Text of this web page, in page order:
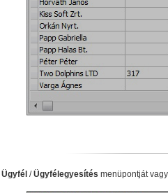
Ügyfél /Ügyfélegyesítés menüpontját